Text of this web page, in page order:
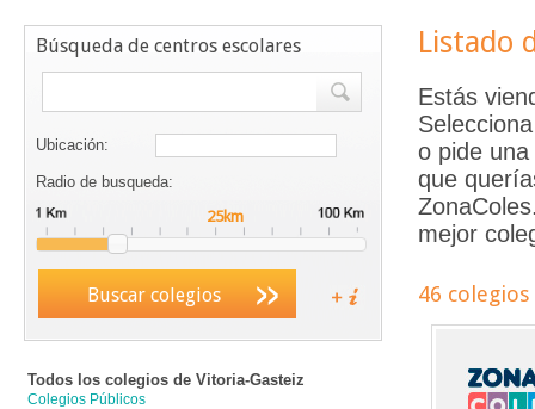
Búsqueda de centros escolares
Ubicación:
Radio de busqueda:
Buscar colegios
Todos los colegios de Vitoria-Gasteiz
Colegios Públicos
Listado
Estás
o pide
que
mejor
46